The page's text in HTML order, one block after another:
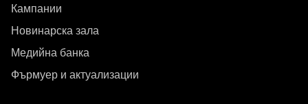
Кампании
Новинарска зала
Медийна банка
Фърмуер и актуализации